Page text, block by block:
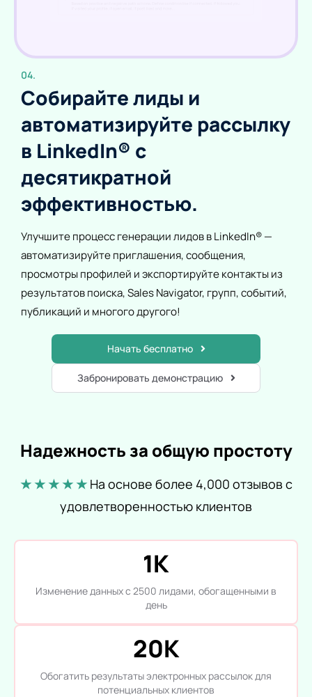
04.
Собирайте лиды и
автоматизируйте рассылку
в LinkedIn® с
десятикратной
эффективностью.
Улучшите процесс генерации лидов в LinkedIn® —
автоматизируйте приглашения, сообщения,
просмотры профилей и экспортируйте контакты из
результатов поиска, Sales Navigator, групп, событий,
публикаций и многого другого!
Начать бесплатно
Забронировать демонстрацию
Надежность за общую простоту
★ ★ ★ ★ ★ На основе более 4,000 отзывов с
удовлетворенностью клиентов
1K
Изменение данных с 2500 лидами, обогащенными в
день
20K
Обогатить результаты электронных рассылок для
потенциальных клиентов